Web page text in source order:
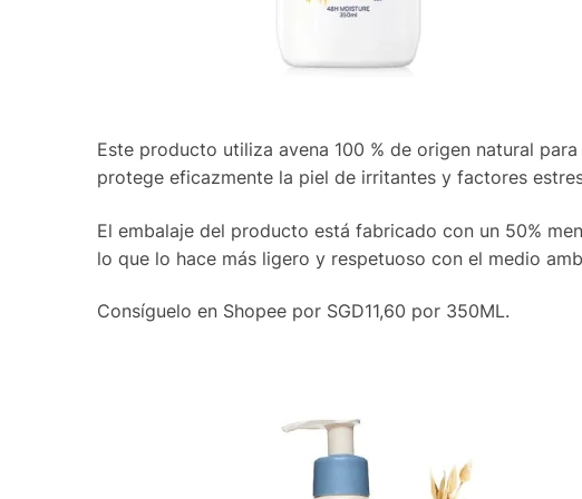
Este producto utiliza avena 100 % de origen natural
protege eficazmente la piel de irritantes y factores
El embalaje del producto está fabricado con un 50%
lo que lo hace más ligero y respetuoso con el medio
Consíguelo en Shopee por SGD11,60 por 350ML.